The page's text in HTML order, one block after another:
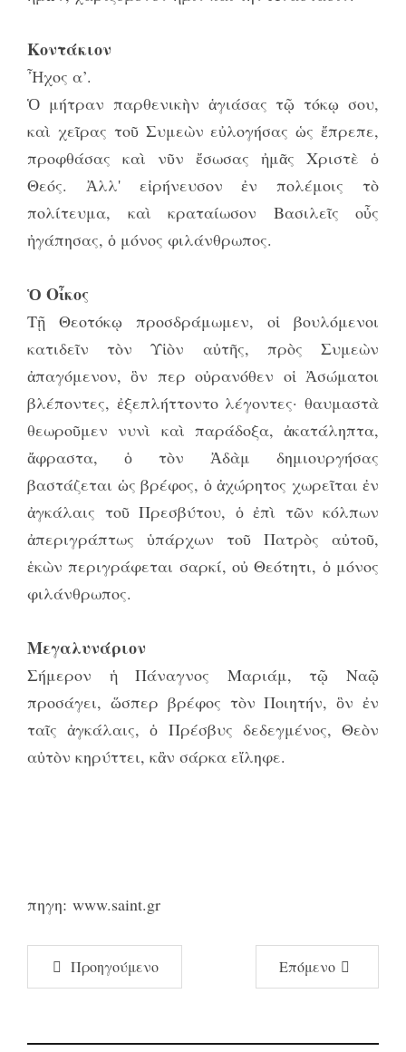
Κοντάκιον
Ἦχος α’.
Ὁ μήτραν παρθενικὴν ἁγιάσας τῷ τόκῳ σου,
καὶ χεῖρας τοῦ Συμεὼν εὐλογήσας ὡς ἔπρεπε,
προφθάσας καὶ νῦν ἔσωσας ἠμᾶς Χριστὲ ὁ
Θεός. Ἀλλ' εἰρήνευσον ἐν πολέμοις τὸ
πολίτευμα, καὶ κραταίωσον Βασιλεῖς οὖς
ἠγάπησας, ὁ μόνος φιλάνθρωπος.
Ὁ Οἶκος
Τῇ Θεοτόκῳ προσδράμωμεν, οἱ βουλόμενοι
κατιδεῖν τὸν Υἱὸν αὐτῆς, πρὸς Συμεὼν
ἀπαγόμενον, ὃν περ οὐρανόθεν οἱ Ἀσώματοι
βλέποντες, ἐξεπλήττοντο λέγοντες· θαυμαστὰ
θεωροῦμεν νυνὶ καὶ παράδοξα, ἀκατάληπτα,
ἄφραστα, ὁ τὸν Ἀδὰμ δημιουργήσας
βαστάζεται ὡς βρέφος, ὁ ἀχώρητος χωρεῖται ἐν
ἀγκάλαις τοῦ Πρεσβύτου, ὁ ἐπὶ τῶν κόλπων
ἀπεριγράπτως ὑπάρχων τοῦ Πατρὸς αὐτοῦ,
ἑκὼν περιγράφεται σαρκί, οὐ Θεότητι, ὁ μόνος
φιλάνθρωπος.
Μεγαλυνάριον
Σήμερον ἡ Πάναγνος Μαριάμ, τῷ Ναῷ
προσάγει, ὥσπερ βρέφος τὸν Ποιητήν, ὃν ἐν
ταῖς ἀγκάλαις, ὁ Πρέσβυς δεδεγμένος, Θεὸν
αὐτὸν κηρύττει, κἂν σάρκα εἴληφε.
πηγη: www.saint.gr
Προηγούμενο Επόμενο